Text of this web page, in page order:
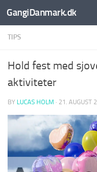
Skip to content
GangiDanmark.dk
TIPS
Hold fest med
aktiviteter
BY LUCAS HOLM · 21. AUGUST